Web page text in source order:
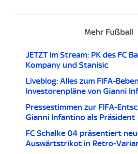
Mehr Fußball
JETZT im Stream: PK des FC
Kompany und Stanisic
Liveblog: Alles zum FIFA-
Investorenpläne von Gianni
Pressestimmen zur FIFA-
Gianni Infantino als Präsident
FC Schalke 04 präsentiert
Auswärtstrikot in Retro-